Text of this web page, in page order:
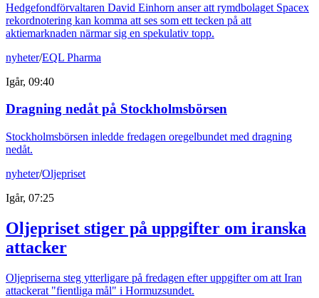
Hedgefondförvaltaren David Einhorn anser att rymdbolaget Spacex
rekordnotering kan komma att ses som ett tecken på att
aktiemarknaden närmar sig en spekulativ topp.
nyheter/EQL Pharma
Igår, 09:40
Dragning nedåt på Stockholmsbörsen
Stockholmsbörsen inledde fredagen oregelbundet med dragning
nedåt.
nyheter/Oljepriset
Igår, 07:25
Oljepriset stiger på uppgifter om iranska
attacker
Oljepriserna steg ytterligare på fredagen efter uppgifter om att Iran
attackerat "fientliga mål" i Hormuzsundet.